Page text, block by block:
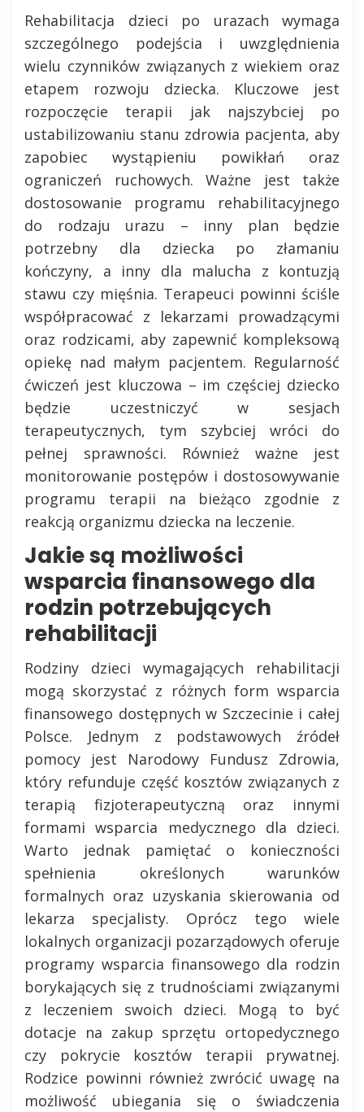
Rehabilitacja dzieci po urazach wymaga
szczególnego podejścia i uwzględnienia
wielu czynników związanych z wiekiem oraz
etapem rozwoju dziecka. Kluczowe jest
rozpoczęcie terapii jak najszybciej po
ustabilizowaniu stanu zdrowia pacjenta, aby
zapobiec wystąpieniu powikłań oraz
ograniczeń ruchowych. Ważne jest także
dostosowanie programu rehabilitacyjnego
do rodzaju urazu – inny plan będzie
potrzebny dla dziecka po złamaniu
kończyny, a inny dla malucha z kontuzją
stawu czy mięśnia. Terapeuci powinni ściśle
współpracować z lekarzami prowadzącymi
oraz rodzicami, aby zapewnić kompleksową
opiekę nad małym pacjentem. Regularność
ćwiczeń jest kluczowa – im częściej dziecko
będzie uczestniczyć w sesjach
terapeutycznych, tym szybciej wróci do
pełnej sprawności. Również ważne jest
monitorowanie postępów i dostosowywanie
programu terapii na bieżąco zgodnie z
reakcją organizmu dziecka na leczenie.
Jakie są możliwości
wsparcia finansowego dla
rodzin potrzebujących
rehabilitacji
Rodziny dzieci wymagających rehabilitacji
mogą skorzystać z różnych form wsparcia
finansowego dostępnych w Szczecinie i całej
Polsce. Jednym z podstawowych źródeł
pomocy jest Narodowy Fundusz Zdrowia,
który refunduje część kosztów związanych z
terapią fizjoterapeutyczną oraz innymi
formami wsparcia medycznego dla dzieci.
Warto jednak pamiętać o konieczności
spełnienia określonych warunków
formalnych oraz uzyskania skierowania od
lekarza specjalisty. Oprócz tego wiele
lokalnych organizacji pozarządowych oferuje
programy wsparcia finansowego dla rodzin
borykających się z trudnościami związanymi
z leczeniem swoich dzieci. Mogą to być
dotacje na zakup sprzętu ortopedycznego
czy pokrycie kosztów terapii prywatnej.
Rodzice powinni również zwrócić uwagę na
możliwość ubiegania się o świadczenia